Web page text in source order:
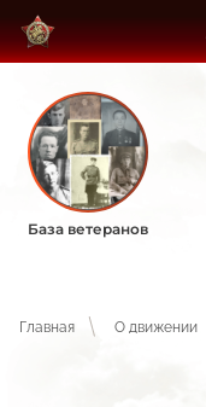
База ветеранов
Главная О движении